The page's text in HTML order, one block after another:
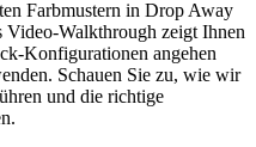
Farbmustern in Drop Away
Video-Walkthrough zeigt Ihnen
Konfigurationen angehen
Schauen Sie zu, wie wir
und die richtige